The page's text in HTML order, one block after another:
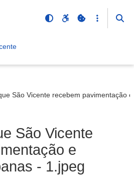
São Vicente recebem pavimentação
São Vicente
e
- 1.jpeg